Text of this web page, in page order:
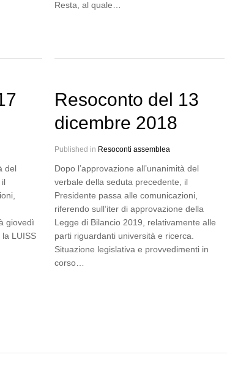
Resta, al quale…
del
il
giovedì
LUISS
Resoconto del 13
dicembre 2018
Published in Resoconti assemblea
Dopo l’approvazione all’unanimità del
verbale della seduta precedente, il
Presidente passa alle comunicazioni,
riferendo sull’iter di approvazione della
Legge di Bilancio 2019, relativamente alle
parti riguardanti università e ricerca.
Situazione legislativa e provvedimenti in
corso…